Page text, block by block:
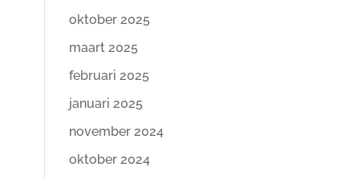
oktober 2025
maart 2025
februari 2025
januari 2025
november 2024
oktober 2024